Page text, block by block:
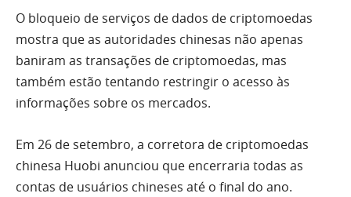
O bloqueio de serviços de dados de criptomoedas
mostra que as autoridades chinesas não apenas
baniram as transações de criptomoedas, mas
também estão tentando restringir o acesso às
informações sobre os mercados.
Em 26 de setembro, a corretora de criptomoedas
chinesa Huobi anunciou que encerraria todas as
contas de usuários chineses até o final do ano.